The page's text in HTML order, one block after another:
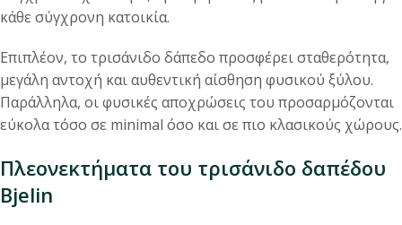
κάθε σύγχρονη κατοικία.
Επιπλέον, το τρισάνιδο δάπεδο προσφέρει σταθερότητα,
μεγάλη αντοχή και αυθεντική αίσθηση φυσικού ξύλου.
Παράλληλα, οι φυσικές αποχρώσεις του προσαρμόζονται
εύκολα τόσο σε minimal όσο και σε πιο κλασικούς χώρους.
Πλεονεκτήματα του τρισάνιδο δαπέδου
Bjelin